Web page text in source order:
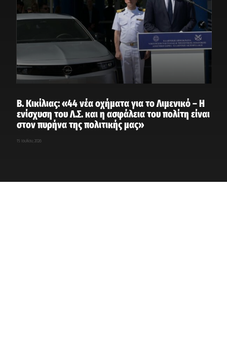
Β. Κικίλιας: «44 νέα οχήματα για το Λιμενικό – Η
ενίσχυση του Λ.Σ. και η ασφάλεια του πολίτη είναι
στον πυρήνα της πολιτικής μας»
15 Ιουλίου, 2026